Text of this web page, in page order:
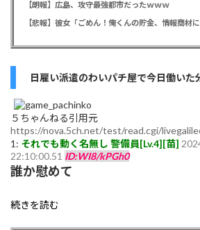
【朗報】広島、攻守最強都市だったｗｗｗ
日雇い派遣のわいパチ屋で今日働いた
５ちゃんねる引用元
https://nova.5ch.net/test/read.cgi/
1: それでも動く名無し 警備員[Lv.4][苗]
22:10:00.51 ID:WI8/kPGh0
誰か慰めて
続きを読む